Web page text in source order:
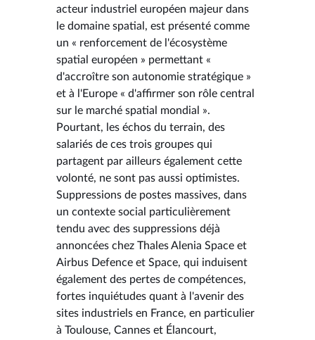
acteur industriel européen majeur dans
le domaine spatial, est présenté comme
un « renforcement de l'écosystème
spatial européen » permettant «
d'accroître son autonomie stratégique »
et à l'Europe « d'affirmer son rôle central
sur le marché spatial mondial ».
Pourtant, les échos du terrain, des
salariés de ces trois groupes qui
partagent par ailleurs également cette
volonté, ne sont pas aussi optimistes.
Suppressions de postes massives, dans
un contexte social particulièrement
tendu avec des suppressions déjà
annoncées chez Thales Alenia Space et
Airbus Defence et Space, qui induisent
également des pertes de compétences,
fortes inquiétudes quant à l'avenir des
sites industriels en France, en particulier
à Toulouse, Cannes et Élancourt,